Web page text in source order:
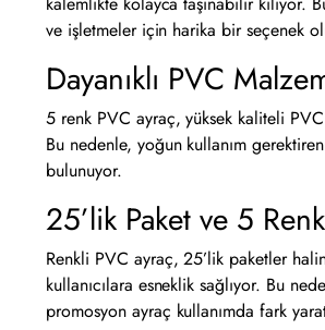
ve işletmeler için harika bir seçenek
Dayanıklı PVC
5 renk PVC ayraç, yüksek kaliteli
Bu nedenle, yoğun kullanım
bulunuyor.
25’lik Paket ve 5
Renkli PVC ayraç, 25’lik paketler
kullanıcılara esneklik sağlıyor. Bu
promosyon ayraç kullanımda fark